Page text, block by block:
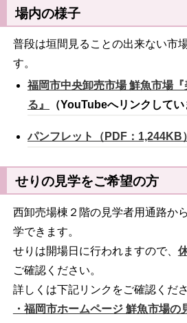
場内の様子
普段は垣間見ることの出来ない市
す。
福岡市中央卸売市場 鮮魚市場
る』
（YouTubeへリンクしてい
パンフレット（PDF：1,244KB）
せりの見学をご希望の方
西卸売場棟２階の見学者用通路か
学できます。
せりは開場日に行われますので、
ご確認ください。
詳しくは下記リンクをご確認くださ
・福岡市ホームページ 鮮魚市場の